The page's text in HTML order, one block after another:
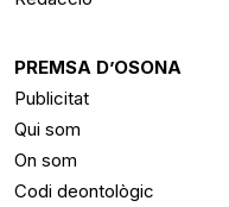
PREMSA D’OSONA
Publicitat
Qui som
On som
Codi deontològic